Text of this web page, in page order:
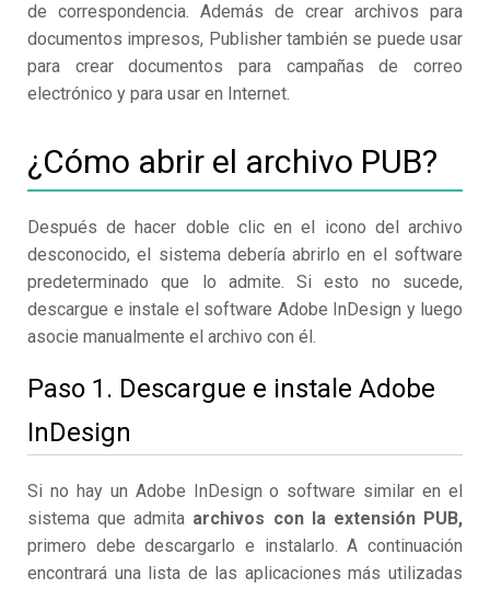
de correspondencia. Además de crear archivos para
documentos impresos, Publisher también se puede usar
para crear documentos para campañas de correo
electrónico y para usar en Internet.
¿Cómo abrir el archivo PUB?
Después de hacer doble clic en el icono del archivo
desconocido, el sistema debería abrirlo en el software
predeterminado que lo admite. Si esto no sucede,
descargue e instale el software Adobe InDesign y luego
asocie manualmente el archivo con él.
Paso 1. Descargue e instale Adobe
InDesign
Si no hay un Adobe InDesign o software similar en el
sistema que admita archivos con la extensión PUB,
primero debe descargarlo e instalarlo. A continuación
encontrará una lista de las aplicaciones más utilizadas